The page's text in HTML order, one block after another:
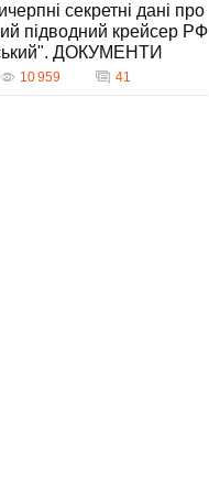
секретні дані про
підводний крейсер РФ
ДОКУМЕНТИ
10 959 41